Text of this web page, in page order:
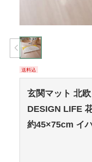
送料込
玄関マット 北
DESIGN LIFE
約45×75cm イ